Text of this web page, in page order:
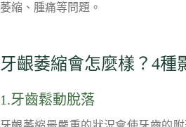
萎縮、腫痛等問題。
牙齦萎縮會怎麼樣？4種
1.牙齒鬆動脫落